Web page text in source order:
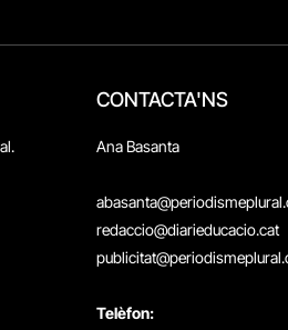
CONTACTA'NS
Ana Basanta
redaccio@diarieducacio.cat
Telèfon: